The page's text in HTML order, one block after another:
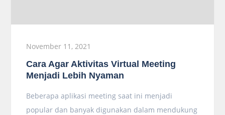
November 11, 2021
Cara Agar Aktivitas Virtual Meeting
Menjadi Lebih Nyaman
Beberapa aplikasi meeting saat ini menjadi
popular dan banyak digunakan dalam mendukung